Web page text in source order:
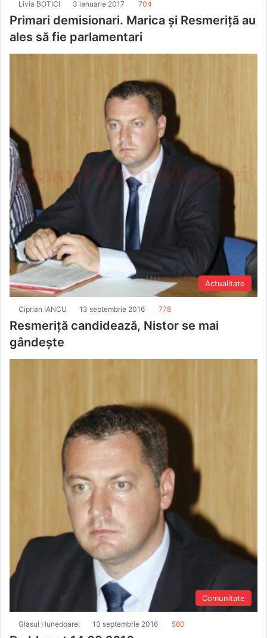
Livia BOTICI 3 ianuarie 2017 704
Primari demisionari. Marica și Resmeriță au
ales să fie parlamentari
Actualitate
Ciprian IANCU 13 septembrie 2016 778
Resmeriţă candidează, Nistor se mai
gândeşte
Comunitate
Glasul Hunedoarei 13 septembrie 2016 560